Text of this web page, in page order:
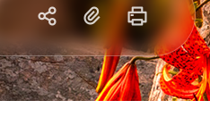
기
하
기